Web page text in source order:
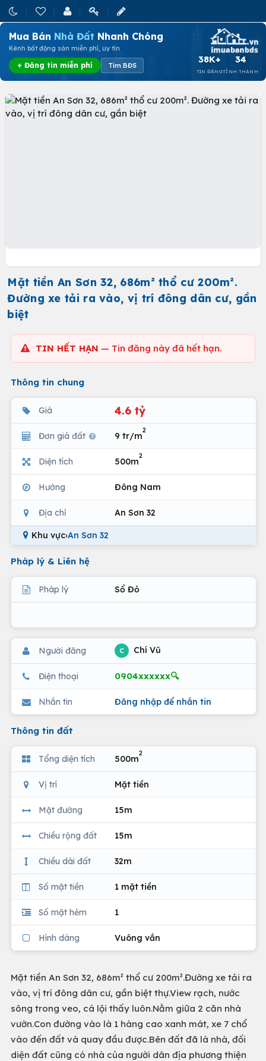
Mua Bán Nhà Đất Nhanh Chóng
Kênh bất động sản miễn phí, uy tín
+ Đăng tin miễn phí Tìm BĐS
38K+
TIN ĐĂNG
34
TỈNH THÀNH
Mặt tiền An Sơn 32, 686m² thổ cư 200m².
Đường xe tải ra vào, vị trí đông dân cư, gần
biệt
TIN HẾT HẠN — Tin đăng này đã hết hạn.
Thông tin chung
Giá 4.6 tỷ
Đơn giá đất 9 tr/m
2
Diện tích 500m
2
Hướng Đông Nam
Địa chỉ An Sơn 32
Khu vực›An Sơn 32
Pháp lý & Liên hệ
Pháp lý Sổ Đỏ
Người đăng C Chí Vũ
Điện thoại 0904xxxxxx🔍
Nhắn tin Đăng nhập để nhắn tin
Thông tin đất
Tổng diện tích 500m
2
Vị trí Mặt tiền
Mặt đường 15m
Chiều rộng đất 15m
Chiều dài đất 32m
Số mặt tiền 1 mặt tiền
Số mặt hẻm 1
Hình dáng Vuông vắn
Mặt tiền An Sơn 32, 686m² thổ cư 200m².Đường xe tải ra
vào, vị trí đông dân cư, gần biệt thự.View rạch, nước
sông trong veo, cá lội thấy luôn.Nằm giữa 2 căn nhà
vườn.Con đường vào là 1 hàng cao xanh mát, xe 7 chổ
vào đến đất và quay đầu được.Bên đất đã là nhà, đối
diện đất cũng có nhà của người dân địa phương thiện